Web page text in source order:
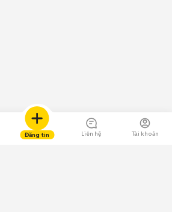
Đăng tin Liên hệ Tài khoản